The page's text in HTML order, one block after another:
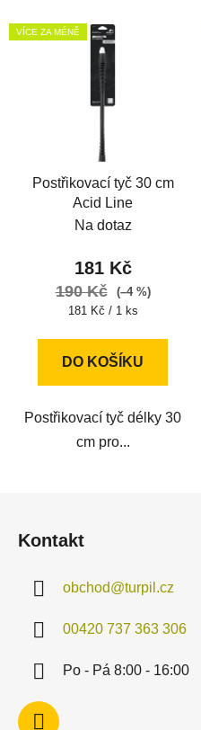
VÍCE ZA MÉNĚ
Postřikovací tyč 30 cm
Acid Line
Na dotaz
181 Kč
190 Kč
(–4 %)
Měrná
181 Kč / 1 ks
DO KOŠÍKU
Postřikovací tyč délky 30
cm pro...
Kontakt
obchod@turpil.cz
00420 737 363 306
Po - Pá 8:00 - 16:00